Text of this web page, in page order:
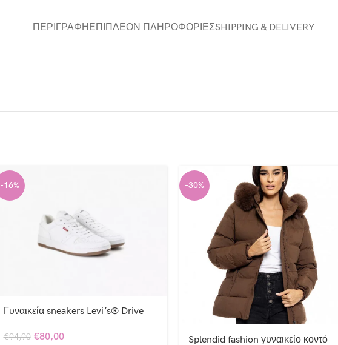
ΠΕΡΙΓΡΑΦΉΕΠΙΠΛΈΟΝ ΠΛΗΡΟΦΟΡΊΕΣSHIPPING & DELIVERY
-16%
Γυναικεία sneakers Levi’s® Drive
€94,90 €80,00
-30%
Splendid fashion γυναικείο κοντό